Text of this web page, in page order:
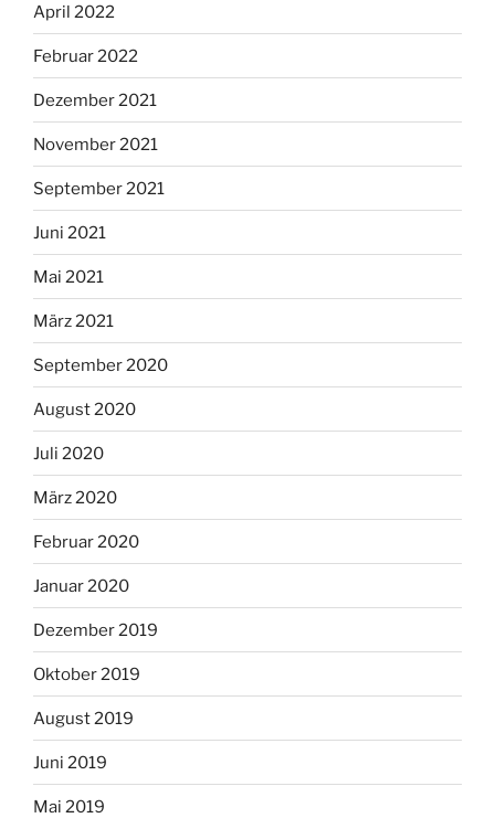
April 2022
Februar 2022
Dezember 2021
November 2021
September 2021
Juni 2021
Mai 2021
März 2021
September 2020
August 2020
Juli 2020
März 2020
Februar 2020
Januar 2020
Dezember 2019
Oktober 2019
August 2019
Juni 2019
Mai 2019